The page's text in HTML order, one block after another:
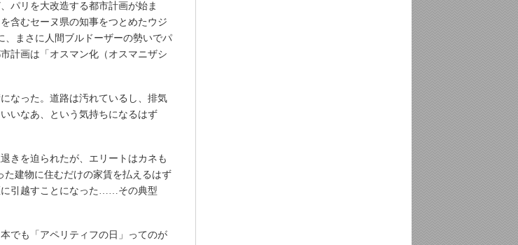
パリを大改造する都市計画が始ま
含むセーヌ県の知事をつとめたウジ
、まさに人間ブルドーザーの勢いでパ
計画は「オスマン化（オスマニザシ
なった。道路は汚れているし、排気
いなあ、という気持ちになるはず
きを迫られたが、エリートはカネも
建物に住むだけの家賃を払えるはず
に引越すことになった……その典型
でも「アペリティフの日」ってのが